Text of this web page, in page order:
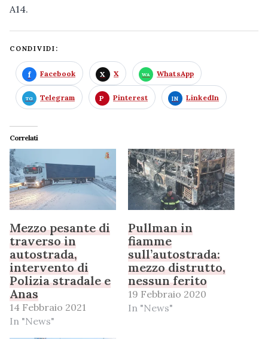
A14.
CONDIVIDI:
Facebook X WhatsApp
Telegram Pinterest LinkedIn
Correlati
Mezzo pesante di
traverso in
autostrada,
intervento di
Polizia stradale e
Anas
14 Febbraio 2021
In "News"
Pullman in
fiamme
sull’autostrada:
mezzo distrutto,
nessun ferito
19 Febbraio 2020
In "News"